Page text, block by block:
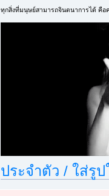
ทุกสิ่งที่มนุษย์สามารถจินตนาการได้ คื
ประจำตัว / ใส่รู